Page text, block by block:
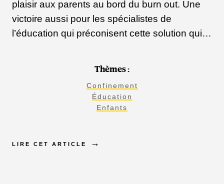
plaisir aux parents au bord du burn out. Une
victoire aussi pour les spécialistes de
l’éducation qui préconisent cette solution qui…
Thèmes :
Confinement
Éducation
Enfants
LIRE CET ARTICLE